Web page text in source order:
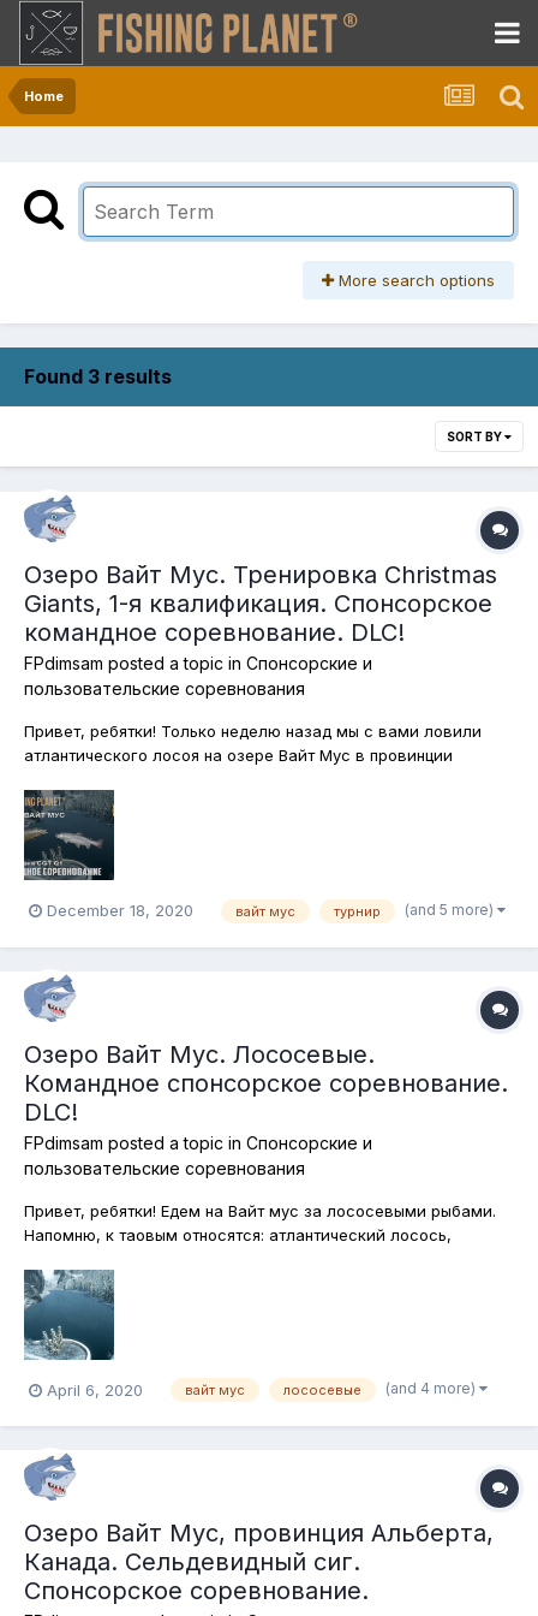
Home
More search options
Found 3 results
SORT BY
Озеро Вайт Мус. Тренировка Christmas
Giants, 1-я квалификация. Спонсорское
командное соревнование. DLC!
FPdimsam posted a topic in Спонсорские и
пользовательские соревнования
Привет, ребятки! Только неделю назад мы с вами ловили
атлантического лосоя на озере Вайт Мус в провинции
гостеприимные места! На этот раз будем тренироваться.
Через несколько дней стартует знаменитый предновогодний
турнир Christmas Giant's Tour п...
December 18, 2020 вайт мус турнир (and 5 more)
Озеро Вайт Мус. Лососевые.
Командное спонсорское соревнование.
DLC!
FPdimsam posted a topic in Спонсорские и
пользовательские соревнования
Привет, ребятки! Едем на Вайт мус за лососевыми рыбами.
Напомню, к таовым относятся: атлантический лосось,
сиг (омуль). Всю эту красоту мы будем ловить на спиннинг.
Подставки запрещены. Ну, раз спиннинг. Надеемся, в этот
раз обйдётся...
April 6, 2020 вайт мус лососевые (and 4 more)
Озеро Вайт Мус, провинция Альберта,
Канада. Сельдевидный сиг.
Спонсорское соревнование.